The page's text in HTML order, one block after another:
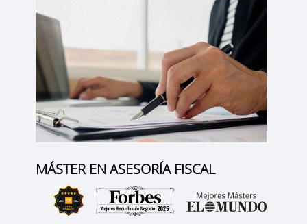
MÁSTER EN ASESORÍA FISCAL